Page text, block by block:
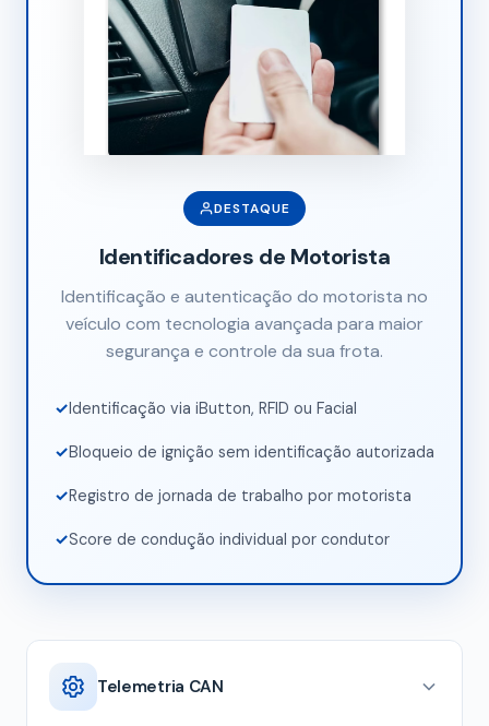
DESTAQUE
Identificadores de Motorista
Identificação e autenticação do motorista no
veículo com tecnologia avançada para maior
segurança e controle da sua frota.
Identificação via iButton, RFID ou Facial
Bloqueio de ignição sem identificação autorizada
Registro de jornada de trabalho por motorista
Score de condução individual por condutor
Telemetria CAN